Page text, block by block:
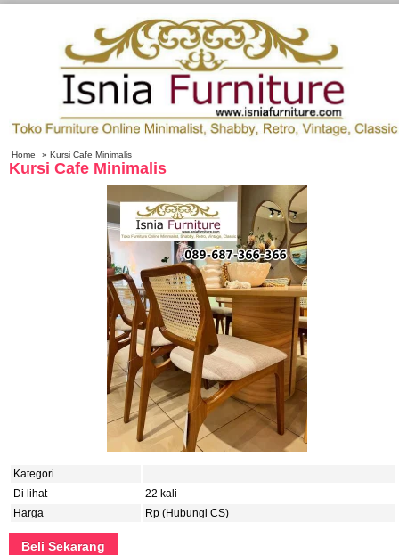
Home » Kursi Cafe Minimalis
Kursi Cafe Minimalis
Kategori
Di lihat
22 kali
Harga
Rp (Hubungi CS)
Beli Sekarang